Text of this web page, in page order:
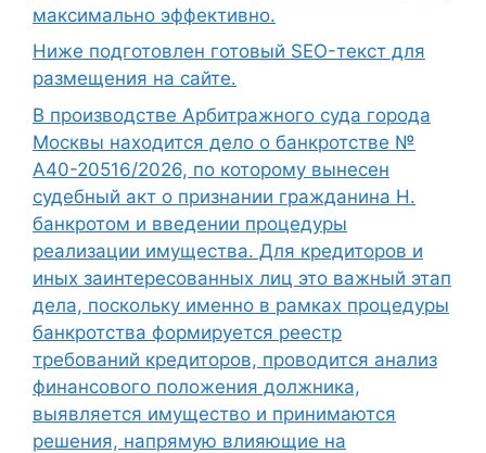
максимально эффективно.
Ниже подготовлен готовый SEO-текст для
размещения на сайте.
В производстве Арбитражного суда города
Москвы находится дело о банкротстве №
А40-20516/2026, по которому вынесен
судебный акт о признании гражданина Н.
банкротом и введении процедуры
реализации имущества. Для кредиторов и
иных заинтересованных лиц это важный этап
дела, поскольку именно в рамках процедуры
банкротства формируется реестр
требований кредиторов, проводится анализ
финансового положения должника,
выявляется имущество и принимаются
решения, напрямую влияющие на